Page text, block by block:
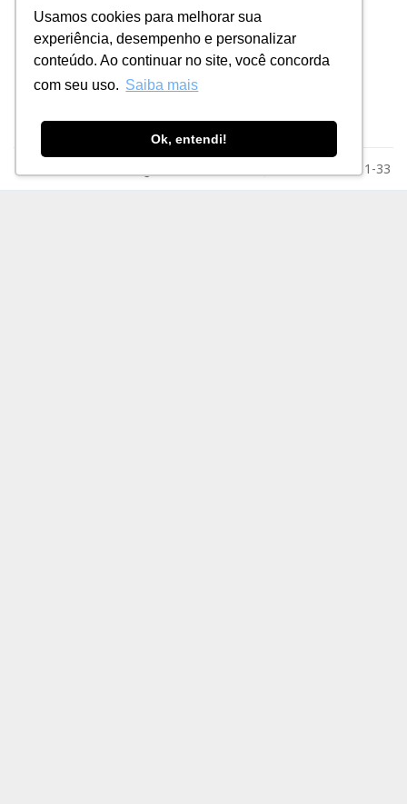
Usamos cookies para melhorar sua
experiência, desempenho e personalizar
conteúdo. Ao continuar no site, você concorda
com seu uso. Saiba mais
Ok, entendi!
Trabalhe
Conosco
Fornecedores
Razão Social: MSE Engenharia LTDA. CNPJ: 78.023.116/0001-33